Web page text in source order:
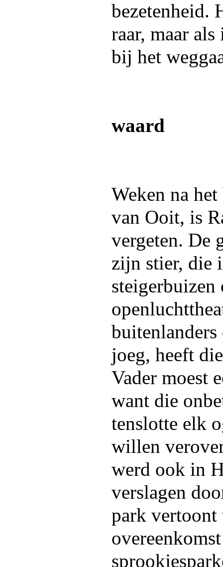
bezetenheid.
raar, maar
bij het
waard
Weken na
van Ooit, is
vergeten. De
zijn stier, die
joeg, heeft
Vader moest
want die
tenslotte elk
willen
werd ook in
verslagen
park vertoont